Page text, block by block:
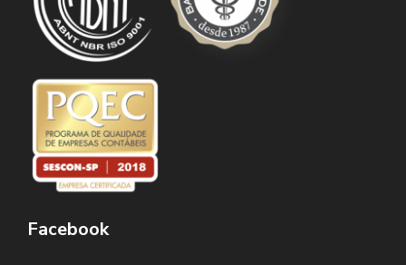
Facebook